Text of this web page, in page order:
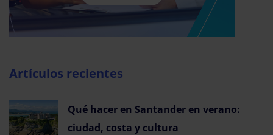
Artículos recientes
Qué hacer en Santander en verano:
ciudad, costa y cultura